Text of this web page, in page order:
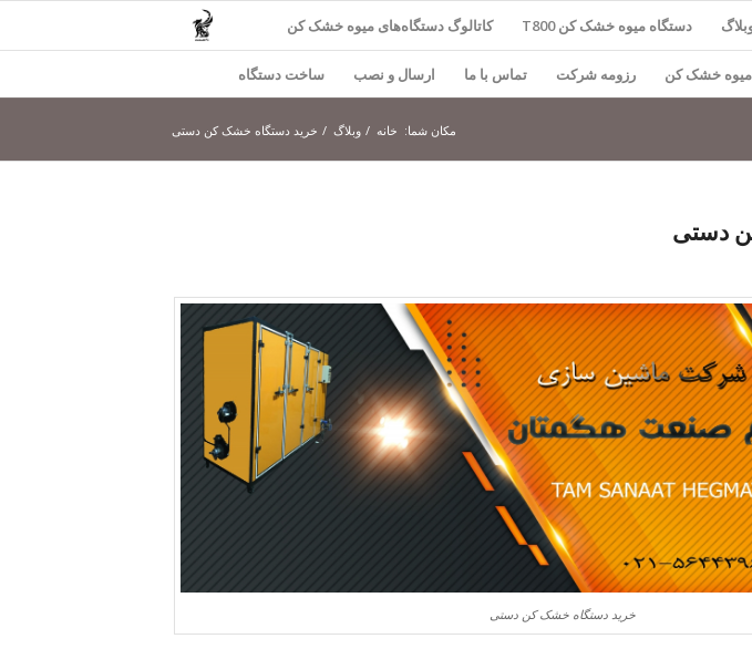
دستگاه میوه خشک کن T800 کاتالوگ دستگاه‌های میوه خشک کن
میوه خشک کن رزومه شرکت تماس با ما ارسال و نصب ساخت دستگاه
مکان شما: خانه / وبلاگ / خرید دستگاه خشک کن دستی
دستی
خرید دستگاه خشک کن دستی